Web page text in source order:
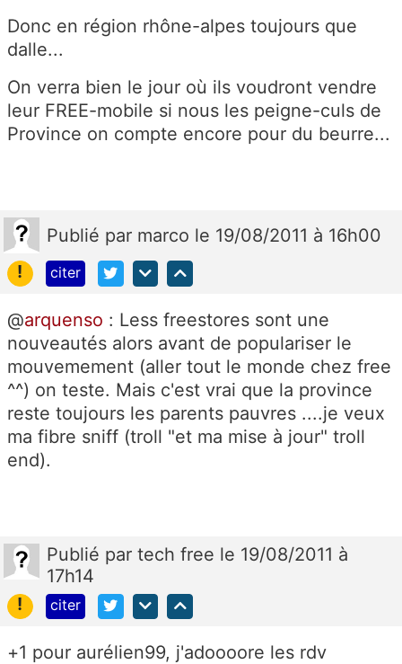
Donc en région rhône-alpes toujours que
dalle...
On verra bien le jour où ils voudront vendre
leur FREE-mobile si nous les peigne-culs de
Province on compte encore pour du beurre...
Publié par marco le 19/08/2011 à 16h00
!
citer
@arquenso : Less freestores sont une
nouveautés alors avant de populariser le
mouvemement (aller tout le monde chez free
^^) on teste. Mais c'est vrai que la province
reste toujours les parents pauvres ....je veux
ma fibre sniff (troll "et ma mise à jour" troll
end).
Publié par tech free le 19/08/2011 à
17h14
!
citer
+1 pour aurélien99, j'adoooore les rdv